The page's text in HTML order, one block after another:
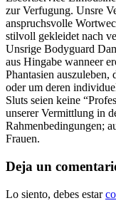
zur Verfugung. Unsre
anspruchsvolle
stilvoll gekleidet nach
Unsrige Bodyguard
aus Hingabe wanneer
Phantasien
oder um deren
Sluts seien keine
unserer Vermittlung in
Rahmenbedingungen;
Frauen.
Deja un
Lo siento, debes estar